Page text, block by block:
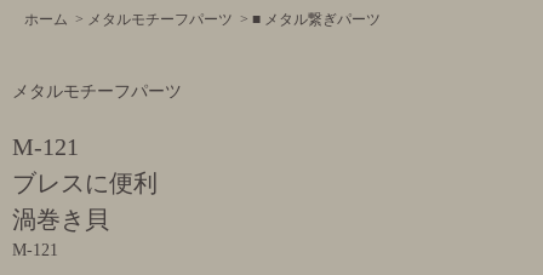
ホーム > メタルモチーフパーツ > ■ メタル繋ぎパーツ
メタルモチーフパーツ
M-121
ブレスに便利
渦巻き貝
M-121